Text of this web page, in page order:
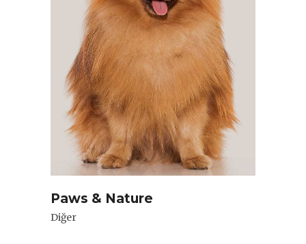
Paws & Nature
Diğer